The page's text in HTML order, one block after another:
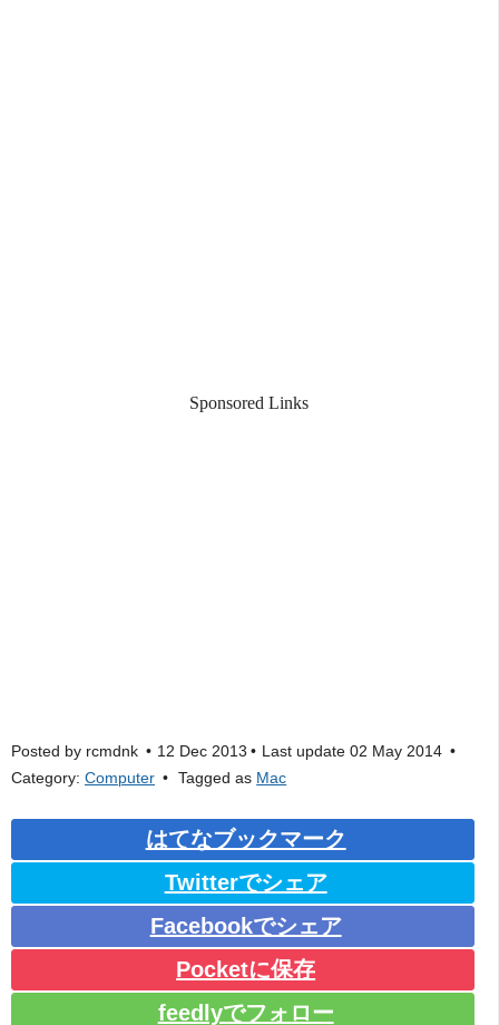
Sponsored Links
Posted by rcmdnk 12 Dec 2013 Last update02 May 2014
Category: Computer Tagged as Mac
はてなブックマーク
Twitterでシェア
Facebookでシェア
Pocketに保存
feedlyでフォロー